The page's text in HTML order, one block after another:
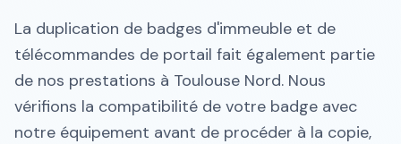
La duplication de badges d'immeuble et de
télécommandes de portail fait également partie
de nos prestations à Toulouse Nord. Nous
vérifions la compatibilité de votre badge avec
notre équipement avant de procéder à la copie,